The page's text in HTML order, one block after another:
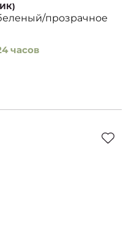
прозрачное
часов